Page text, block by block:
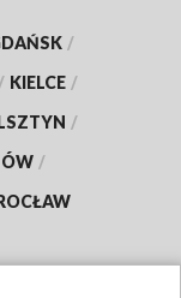
/
/ KIELCE /
/
/